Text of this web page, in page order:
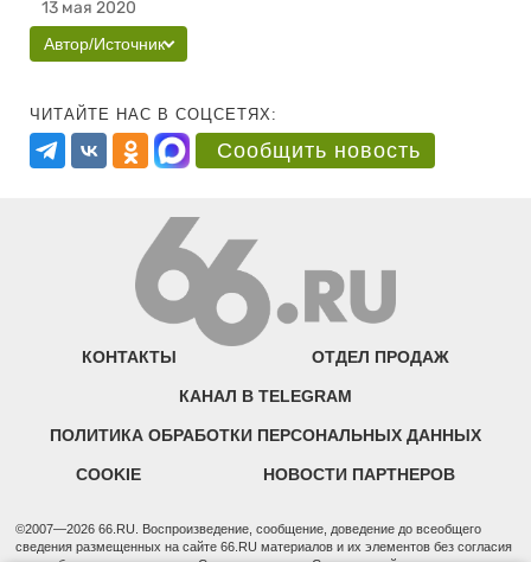
13 мая 2020
Автор/Источник
ЧИТАЙТЕ НАС В СОЦСЕТЯХ:
Сообщить новость
КОНТАКТЫ ОТДЕЛ ПРОДАЖ
КАНАЛ В TELEGRAM
ПОЛИТИКА ОБРАБОТКИ ПЕРСОНАЛЬНЫХ ДАННЫХ
COOKIE НОВОСТИ ПАРТНЕРОВ
©2007—2026 66.RU. Воспроизведение, сообщение, доведение до всеобщего
сведения размещенных на сайте 66.RU материалов и их элементов без согласия